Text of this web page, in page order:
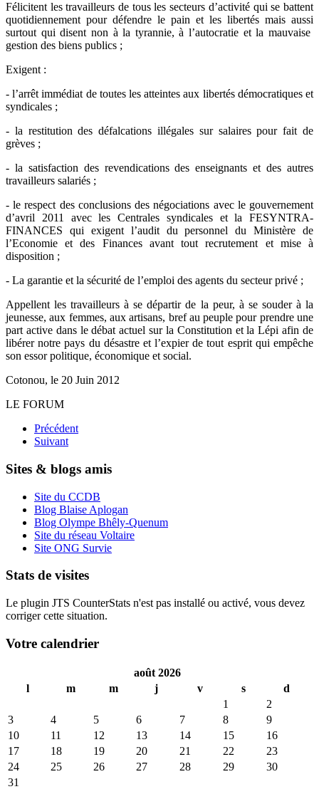
Félicitent les travailleurs de tous les secteurs d’activité qui se battent
quotidiennement pour défendre le pain et les libertés mais aussi
surtout qui disent non à la tyrannie, à l’autocratie et la mauvaise
gestion des biens publics ;
Exigent :
- l’arrêt immédiat de toutes les atteintes aux libertés démocratiques et
syndicales ;
- la restitution des défalcations illégales sur salaires pour fait de
grèves ;
- la satisfaction des revendications des enseignants et des autres
travailleurs salariés ;
- le respect des conclusions des négociations avec le gouvernement
d’avril 2011 avec les Centrales syndicales et la FESYNTRA-
FINANCES qui exigent l’audit du personnel du Ministère de
l’Economie et des Finances avant tout recrutement et mise à
disposition ;
- La garantie et la sécurité de l’emploi des agents du secteur privé ;
Appellent les travailleurs à se départir de la peur, à se souder à la
jeunesse, aux femmes, aux artisans, bref au peuple pour prendre une
part active dans le débat actuel sur la Constitution et la Lépi afin de
libérer notre pays du désastre et l’expier de tout esprit qui empêche
son essor politique, économique et social.
Cotonou, le 20 Juin 2012
LE FORUM
Précédent
Suivant
Sites & blogs amis
Site du CCDB
Blog Blaise Aplogan
Blog Olympe Bhêly-Quenum
Site du réseau Voltaire
Site ONG Survie
Stats de visites
Le plugin JTS CounterStats n'est pas installé ou activé, vous devez
corriger cette situation.
Votre calendrier
août 2026
l
m m j v s
d
1
2
3
4 5 6 7 8
9
10
11 12 13 14 15
16
17
18 19 20 21 22
23
24
25 26 27 28 29
30
31